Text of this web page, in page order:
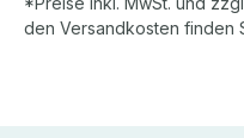
den Versandkosten finden